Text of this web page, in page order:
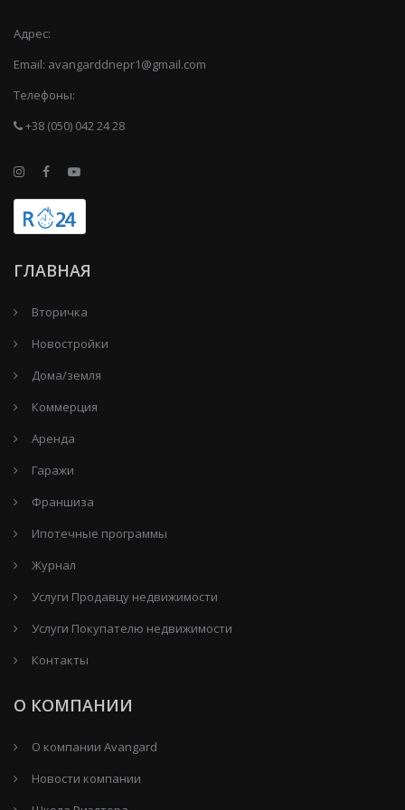
Адрес:
Email: avangarddnepr1@gmail.com
Телефоны:
+38 (050) 042 24 28
ГЛАВНАЯ
Вторичка
Новостройки
Дома/земля
Коммерция
Аренда
Гаражи
Франшиза
Ипотечные программы
Журнал
Услуги Продавцу недвижимости
Услуги Покупателю недвижимости
Контакты
О КОМПАНИИ
О компании Avangard
Новости компании